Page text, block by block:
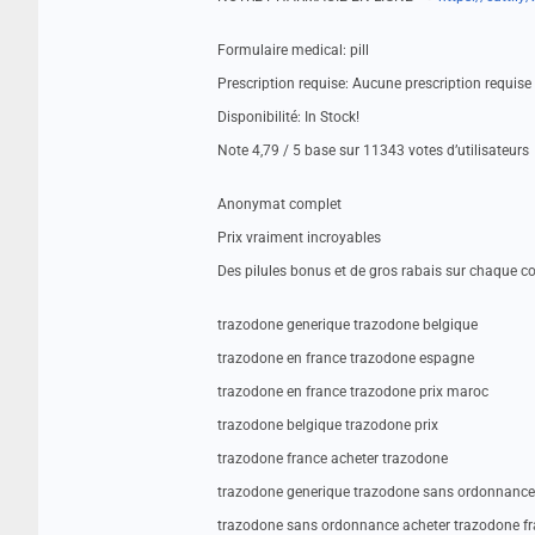
Formulaire medical: pill
Prescription requise: Aucune prescription requise
Disponibilité: In Stock!
Note 4,79 / 5 base sur 11343 votes d’utilisateurs
Anonymat complet
Prix vraiment incroyables
Des pilules bonus et de gros rabais sur chaque
trazodone generique trazodone belgique
trazodone en france trazodone espagne
trazodone en france trazodone prix maroc
trazodone belgique trazodone prix
trazodone france acheter trazodone
trazodone generique trazodone sans ordonnance
trazodone sans ordonnance acheter trazodone